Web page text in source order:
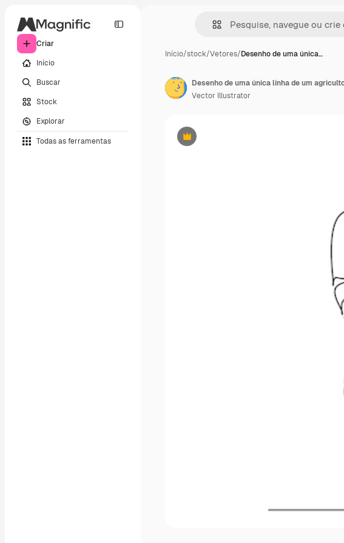
Criar
Início
Buscar
Stock
Explorar
Todas as ferramentas
Início/stock/Vetores/Desenho de uma única…
Premium
Vector Illustrator